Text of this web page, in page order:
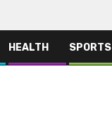
HEALTH SPORTS